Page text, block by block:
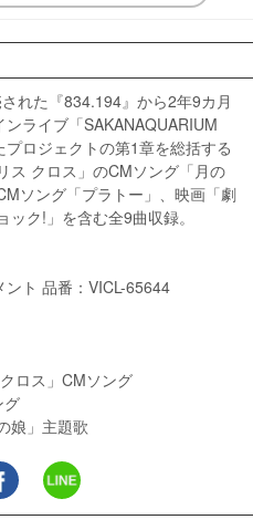
れた『834.194』から2年9カ月
ライブ「SAKANAQUARIUM
ロジェクトの第1章を総括する
ス クロス」のCMソング「月の
ソング「プラトー」、映画「劇
ク!」を含む全9曲収録。
ト 品番：VICL-65644
ロス」CMソング
グ
娘」主題歌